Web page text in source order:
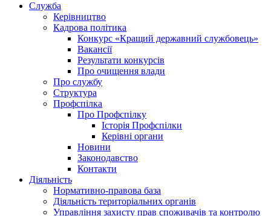
Служба
Керівництво
Кадрова політика
Конкурс «Кращий державний службовець»
Вакансії
Результати конкурсів
Про очищення влади
Про службу
Структура
Профспілка
Про Профспілку
Історія Профспілки
Керівні органи
Новини
Законодавство
Контакти
Діяльність
Нормативно-правова база
Діяльність територіальних органів
Управління захисту прав споживачів та контролю